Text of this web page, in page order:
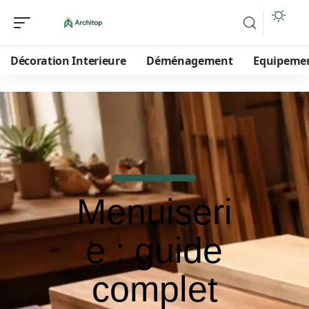
Décoration Interieure Déménagement
Menuiseri
e : guide
complet